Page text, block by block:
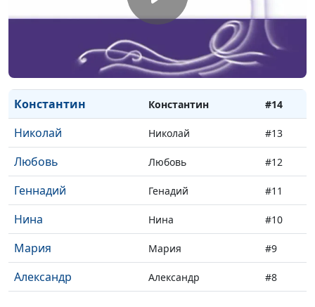
Полина Полина #17
Елена #16
Евгения Евгения #15
Константин Константин #14
Николай Николай #13
Любовь Любовь #12
Геннадий Генадий #11
Нина Нина #10
Мария Мария #9
Александр Александр #8